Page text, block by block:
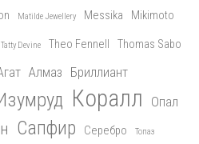
Matilde Jewellery Messika Mikimoto
Tatty Devine Theo Fennell Thomas Sabo
Алмаз Бриллиант
Коралл Опал
Сапфир Серебро Топаз